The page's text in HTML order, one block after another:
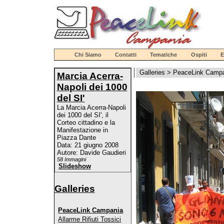
Chi Siamo Contatti Tematiche Ospiti
Marcia Acerra-
Napoli dei 1000
del SI'
La Marcia Acerra-Napoli
dei 1000 del SI', il
Corteo cittadino e la
Manifestazione in
Piazza Dante
Data: 21 giugno 2008
Autore: Davide Gaudieri
58 Immagini
Slideshow
Galleries
PeaceLink Campania
Allarme Rifiuti Tossici
Galleries > PeaceLink